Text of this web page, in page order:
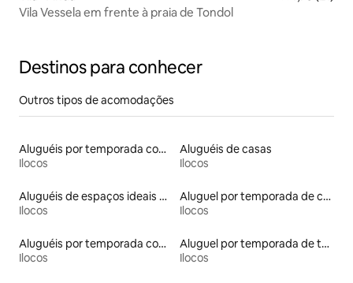
Vila Vessela em frente à praia de Tondol
Destinos para conhecer
Outros tipos de acomodações
Aluguéis por temporada com acesso ao lago
Ilocos
Aluguéis de casas
Ilocos
Aluguéis de espaços ideais para famílias
Ilocos
Aluguel por temporada de casas na terra
Ilocos
Aluguéis por temporada com suítes privativas
Ilocos
Aluguel por temporada de tendas
Ilocos